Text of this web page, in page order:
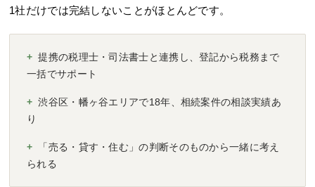
1社だけでは完結しないことがほとんどです。
+ 提携の税理士・司法書士と連携し、登記から税務まで
一括でサポート
+ 渋谷区・幡ヶ谷エリアで18年、相続案件の相談実績あ
り
+
「売る・貸す・住む」の判断そのものから一緒に考え
られる